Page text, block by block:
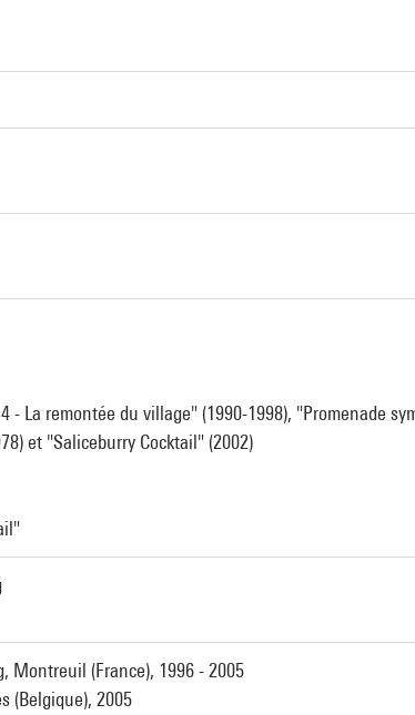
- La remontée du village" (1990-1998), "Promenade
et "Saliceburry Cocktail" (2002)
Montreuil (France), 1996 - 2005
(Belgique), 2005